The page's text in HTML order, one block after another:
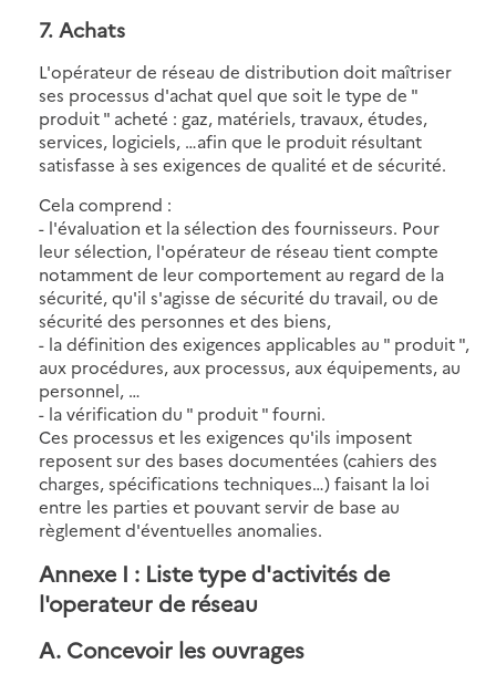
7. Achats
L'opérateur de réseau de distribution doit maîtriser
ses processus d'achat quel que soit le type de "
produit " acheté : gaz, matériels, travaux, études,
services, logiciels, …afin que le produit résultant
satisfasse à ses exigences de qualité et de sécurité.
Cela comprend :
- l'évaluation et la sélection des fournisseurs. Pour
leur sélection, l'opérateur de réseau tient compte
notamment de leur comportement au regard de la
sécurité, qu'il s'agisse de sécurité du travail, ou de
sécurité des personnes et des biens,
- la définition des exigences applicables au " produit ",
aux procédures, aux processus, aux équipements, au
personnel, …
- la vérification du " produit " fourni.
Ces processus et les exigences qu'ils imposent
reposent sur des bases documentées (cahiers des
charges, spécifications techniques…) faisant la loi
entre les parties et pouvant servir de base au
règlement d'éventuelles anomalies.
Annexe I : Liste type d'activités de
l'operateur de réseau
A. Concevoir les ouvrages